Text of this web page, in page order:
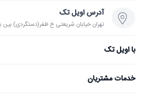
آدرس اویل تک
تهران خیابان شریعتی خ ظفر(دستگردی) بین بامداد
با اویل تک
خدمات مشتریان